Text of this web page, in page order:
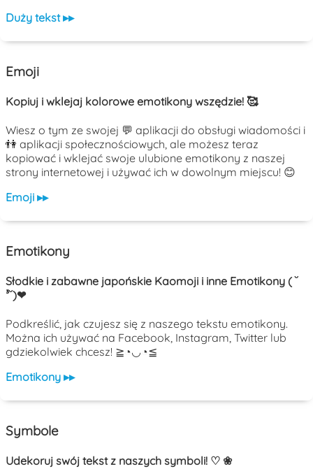
Duży tekst ▸▸
Emoji
Kopiuj i wklejaj kolorowe emotikony wszędzie! 🥰
Wiesz o tym ze swojej 💬 aplikacji do obsługi wiadomości i
👫 aplikacji społecznościowych, ale możesz teraz
kopiować i wklejać swoje ulubione emotikony z naszej
strony internetowej i używać ich w dowolnym miejscu! 😊
Emoji ▸▸
Emotikony
Słodkie i zabawne japońskie Kaomoji i inne Emotikony ( ˘
³˘)❤
Podkreślić, jak czujesz się z naszego tekstu emotikony.
Można ich używać na Facebook, Instagram, Twitter lub
gdziekolwiek chcesz! ≧◔◡◔≦
Emotikony ▸▸
Symbole
Udekoruj swój tekst z naszych symboli! ♡ ❀